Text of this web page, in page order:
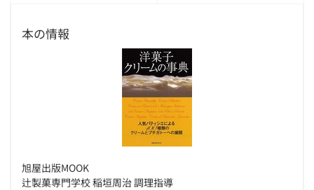
本の情報
旭屋出版MOOK
辻製菓専門学校 稲垣周治 調理指導